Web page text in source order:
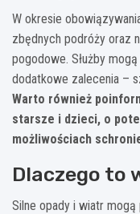
W okresie
zbędnych podróży oraz
pogodowe. Służby
dodatkowe zalecenia –
Warto również
starsze i dzieci, o
możliwościach
Dlaczego to
Silne opady i wiatr